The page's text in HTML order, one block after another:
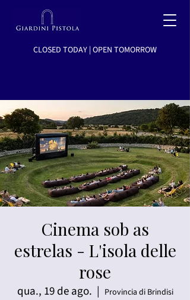
CLOSED TODAY | OPEN TOMORROW
Cinema sob as
estrelas - L'isola delle
rose
qua., 19 de ago.
  |
Provincia di Brindisi